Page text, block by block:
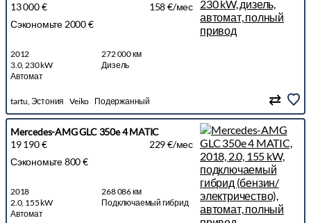
13 000 €
158 €/мес
Сэкономьте 2000 €
2012
272 000 км
3.0, 230 kW
Дизель
Автомат
tartu, Эстония Veiko Подержанный
Mercedes-AMG GLC 350e 4 MATIC
19 190 €
229 €/мес
Сэкономьте 800 €
2018
268 086 км
2.0, 155 kW
Подключаемый гибрид
Автомат